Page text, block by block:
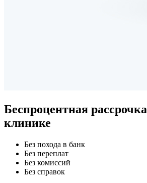
Беспроцентная рассрочка
клинике
Без похода в банк
Без переплат
Без комиссий
Без справок